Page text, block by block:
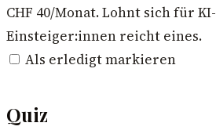
CHF 40/Monat. Lohnt sich für
Einsteiger:innen reicht eines.
Als erledigt markieren
Quiz